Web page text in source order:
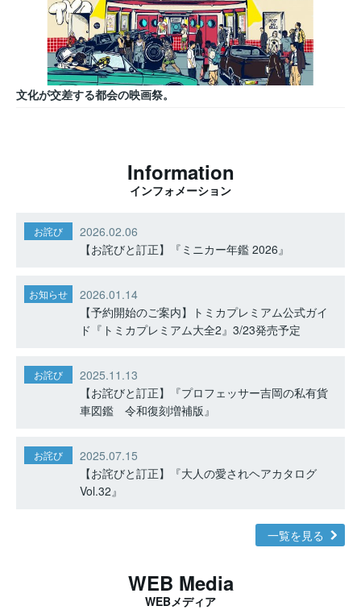
文化が交差する都会の映画祭。
Information
インフォメーション
お詫び
2026.02.06
【お詫びと訂正】『ミニカー年鑑 2026』
お知らせ
2026.01.14
【予約開始のご案内】トミカプレミアム公式ガイ
ド『トミカプレミアム大全2』3/23発売予定
お詫び
2025.11.13
【お詫びと訂正】『プロフェッサー吉岡の私有貨
車図鑑 令和復刻増補版』
お詫び
2025.07.15
【お詫びと訂正】『大人の愛されヘアカタログ
Vol.32』
一覧を見る
WEB Media
WEBメディア